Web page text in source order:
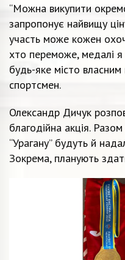
“Можна викупити
запропонує найвищу
участь може кожен
хто переможе, медалі
будь-яке місто
спортсмен.
Олександр Дичук
благодійна акція.
“Урагану” будуть й
Зокрема, планують